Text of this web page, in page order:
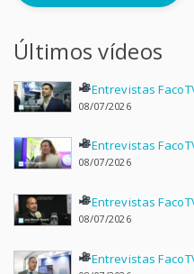
Últimos vídeos
Entrevistas
08/07/2026
Entrevistas
08/07/2026
Entrevistas
08/07/2026
Entrevistas